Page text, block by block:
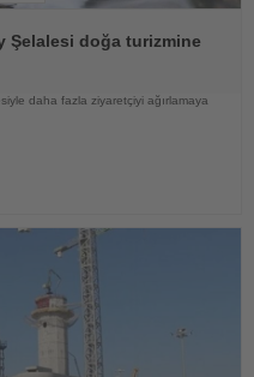
Şelalesi doğa turizmine
daha fazla ziyaretçiyi ağırlamaya